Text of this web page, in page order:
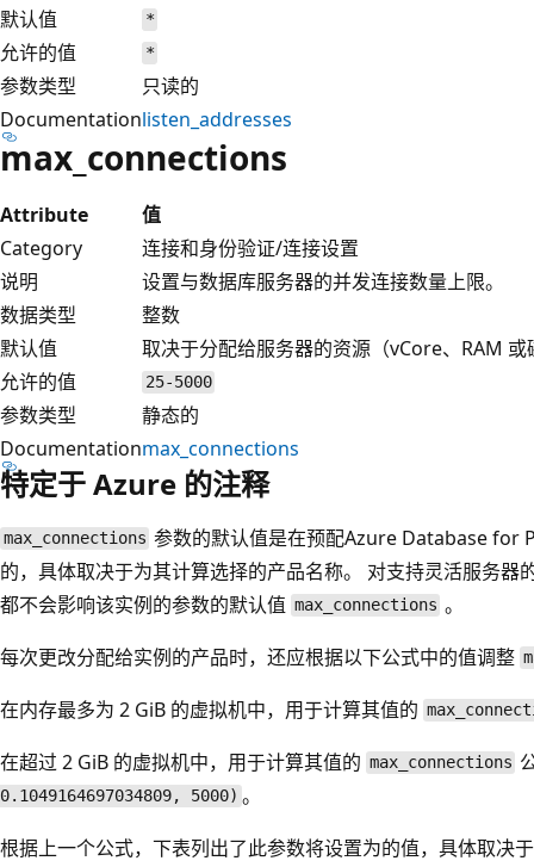
默认值
*
允许的值 *
参数类型
只读的
Documentationlisten_addresses
max_connections
Attribute
值
Category
连接和身份验证/连接设置
说明
设置与数据库服务器的并发连接数量上限。
数据类型
整数
默认值
取决于分配给服务器的资源（vCore、RAM 或
允许的值
25-5000
参数类型
静态的
Documentationmax_connections
特定于 Azure 的注释
max_connections 参数的默认值是在预配Azure Database for
的，具体取决于为其计算选择的产品名称。 对支持灵活服务器
都不会影响该实例的参数的默认值 max_connections 。
每次更改分配给实例的产品时，还应根据以下公式中的值调整
在内存最多为 2 GiB 的虚拟机中，用于计算其值的
在超过 2 GiB 的虚拟机中，用于计算其值的 max_connections
0.1049164697034809, 5000) 。
根据上一个公式，下表列出了此参数将设置为的值，具体取决